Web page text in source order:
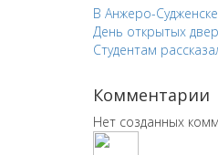
В Анжеро-
День открытых
Студентам
Комментарии
Нет созданных